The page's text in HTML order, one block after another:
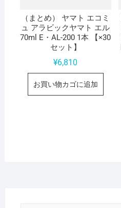
（まとめ） ヤマト エコミ
ュ アラビックヤマト エル
70ml E・AL-200 1本 【×30
セット】
¥6,810
お買い物カゴに追加